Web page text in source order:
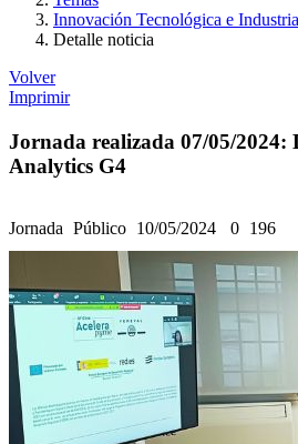
Innovación Tecnológica e
Detalle noticia
Volver
Imprimir
Jornada realizada 07/05/2024:
Analytics G4
Jornada Público 10/05/2024 0 196